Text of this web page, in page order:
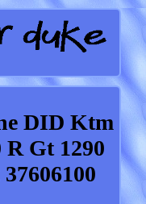
DID Ktm
R Gt 1290